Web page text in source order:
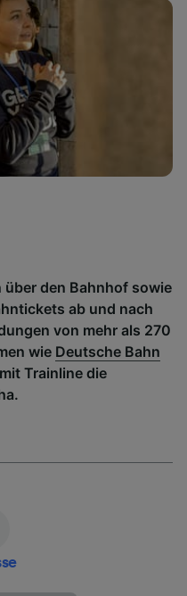
über den Bahnhof sowie
ab und nach
von mehr als 270
wie Deutsche Bahn
Trainline die